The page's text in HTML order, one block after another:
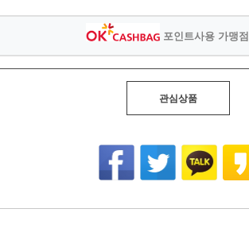
포인트사용 가맹점
관심상품